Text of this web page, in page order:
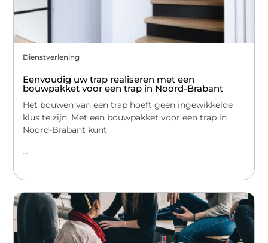
Dienstverlening
Eenvoudig uw trap realiseren met een
bouwpakket voor een trap in Noord-Brabant
Het bouwen van een trap hoeft geen ingewikkelde
klus te zijn. Met een bouwpakket voor een trap in
Noord-Brabant kunt
...